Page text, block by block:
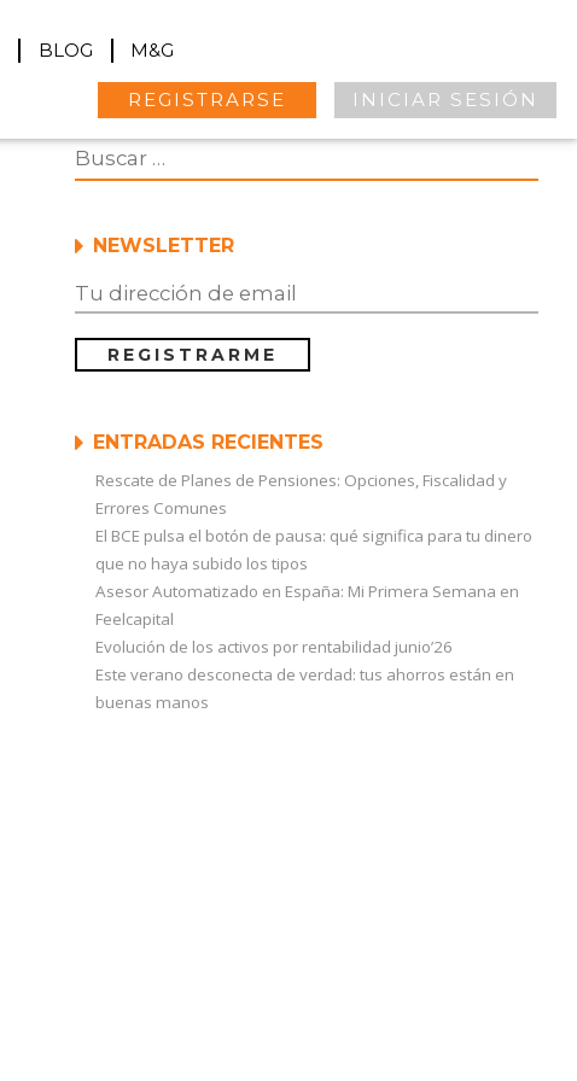
BLOG M&G
REGISTRARSE INICIAR SESIÓN
NEWSLETTER
ENTRADAS RECIENTES
Rescate de Planes de Pensiones: Opciones, Fiscalidad y
Errores Comunes
El BCE pulsa el botón de pausa: qué significa para tu dinero
que no haya subido los tipos
Asesor Automatizado en España: Mi Primera Semana en
Feelcapital
Evolución de los activos por rentabilidad junio’26
Este verano desconecta de verdad: tus ahorros están en
buenas manos